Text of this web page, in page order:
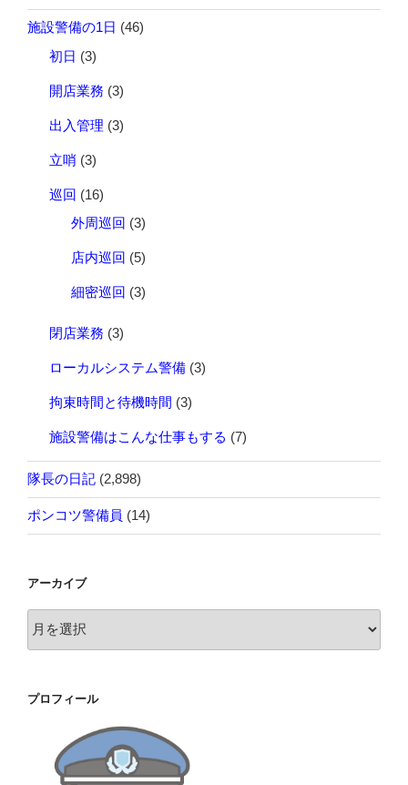
施設警備の1日 (46)
初日 (3)
開店業務 (3)
出入管理 (3)
立哨 (3)
巡回 (16)
外周巡回 (3)
店内巡回 (5)
細密巡回 (3)
閉店業務 (3)
ローカルシステム警備 (3)
拘束時間と待機時間 (3)
施設警備はこんな仕事もする (7)
隊長の日記 (2,898)
ポンコツ警備員 (14)
アーカイブ
ー
ブ
プロフィール